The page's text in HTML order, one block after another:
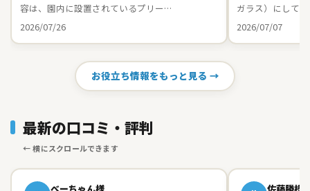
容は、園内に設置されているプリー…
2026/07/26
ガラス）にして
2026/07/07
お役立ち情報をもっと見る →
最新の口コミ・評判
べーちゃん様 佐藤勝様